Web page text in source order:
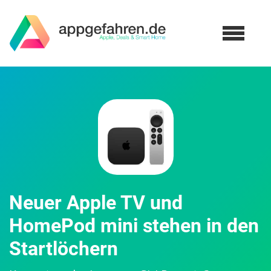
Neuer Apple TV und
HomePod mini stehen in den
Startlöchern